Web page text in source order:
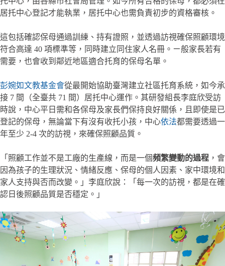
居托中心登記才能執業，居托中心也需負責初步的資格審核。
這包括確認保母通過訓練、持有證照，並透過訪視確保照顧環境
符合高達 40 項標準等，同時建立同住家人名冊。ㄧ般家長若有
需要，也會收到鄰近地區適合托育的保母名單。
彭婉如文教基金會從最開始協助臺灣建立社區托育系統，如今承
接 7 間（全臺共 71 間）居托中心運作。其研發組長李庭欣受訪
時說，中心平日需和各保母及家長們保持良好關係，且即使是已
登記的保母，無論當下有沒有收托小孩，中心依法都需要透過一
年至少 2-4 次的訪視，來確保照顧品質。
「照顧工作並不是工廠的生產線，而是一個頻繁變動的過程 ，會
因為孩子的生理狀況、情緒反應、保母的個人因素、家中環境和
家人支持與否而改變。」李庭欣說：「每一次的訪視，都是在確
認日後照顧品質是否穩定。」